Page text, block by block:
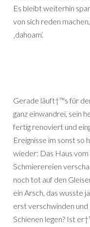
Es bleibt weiterhin
von sich reden
‚dahoam‘.
Gerade läuft†™s für
ganz einwandrei, sein
fertig renoviert und
Ereignisse im sonst so
wieder: Das Haus
Schmierereien
noch tot auf den
ein Arsch, das wusste
erst verschwinden und
Schienen legen? Ist